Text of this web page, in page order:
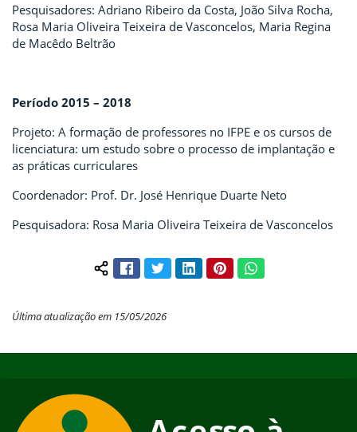
Pesquisadores: Adriano Ribeiro da Costa, João Silva Rocha,
Rosa Maria Oliveira Teixeira de Vasconcelos, Maria Regina
de Macêdo Beltrão
Período 2015 – 2018
Projeto: A formação de professores no IFPE e os cursos de
licenciatura: um estudo sobre o processo de implantação e
as práticas curriculares
Coordenador: Prof. Dr. José Henrique Duarte Neto
Pesquisadora: Rosa Maria Oliveira Teixeira de Vasconcelos
Compartilhar conteúdo:
FacebookTwitterLinkedInPinterestWhatsApp
Última atualização em 15/05/2026